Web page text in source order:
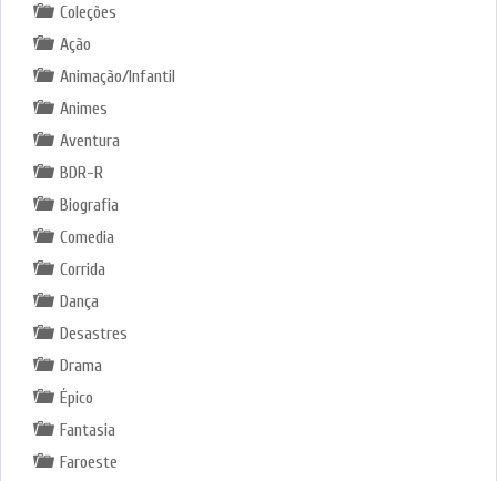
Coleções
Ação
Animação/Infantil
Animes
Aventura
BDR-R
Biografia
Comedia
Corrida
Dança
Desastres
Drama
Épico
Fantasia
Faroeste